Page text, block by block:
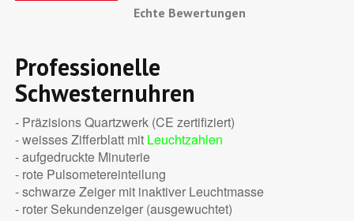
Echte Bewertungen
Professionelle
Schwesternuhren
- Präzisions Quartzwerk (CE zertifiziert)
- weisses Zifferblatt mit Leuchtzahlen
- aufgedruckte Minuterie
- rote Pulsometereinteilung
- schwarze Zeiger mit inaktiver Leuchtmasse
- roter Sekundenzeiger (ausgewuchtet)